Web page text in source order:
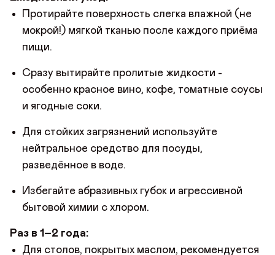
Протирайте поверхность слегка влажной (не
мокрой!) мягкой тканью после каждого приёма
пищи.
Сразу вытирайте пролитые жидкости -
особенно красное вино, кофе, томатные соусы
и ягодные соки.
Для стойких загрязнений используйте
нейтральное средство для посуды,
разведённое в воде.
Избегайте абразивных губок и агрессивной
бытовой химии с хлором.
Раз в 1–2 года:
Для столов, покрытых маслом, рекомендуется